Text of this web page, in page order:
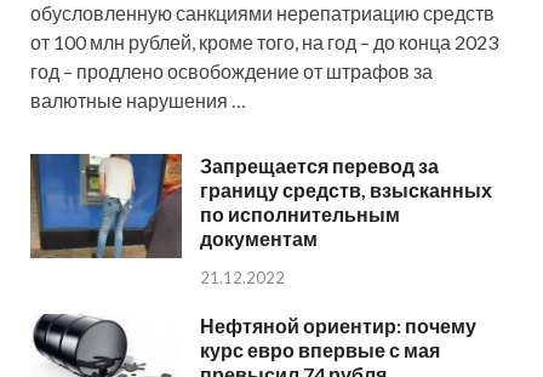
обусловленную санкциями нерепатриацию средств
от 100 млн рублей, кроме того, на год – до конца 2023
год – продлено освобождение от штрафов за
валютные нарушения …
Запрещается перевод за
границу средств, взысканных
по исполнительным
документам
21.12.2022
Нефтяной ориентир: почему
курс евро впервые с мая